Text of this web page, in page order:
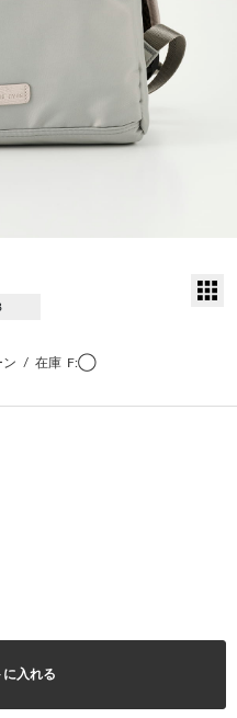
ン / 在庫 F:◯
に入れる